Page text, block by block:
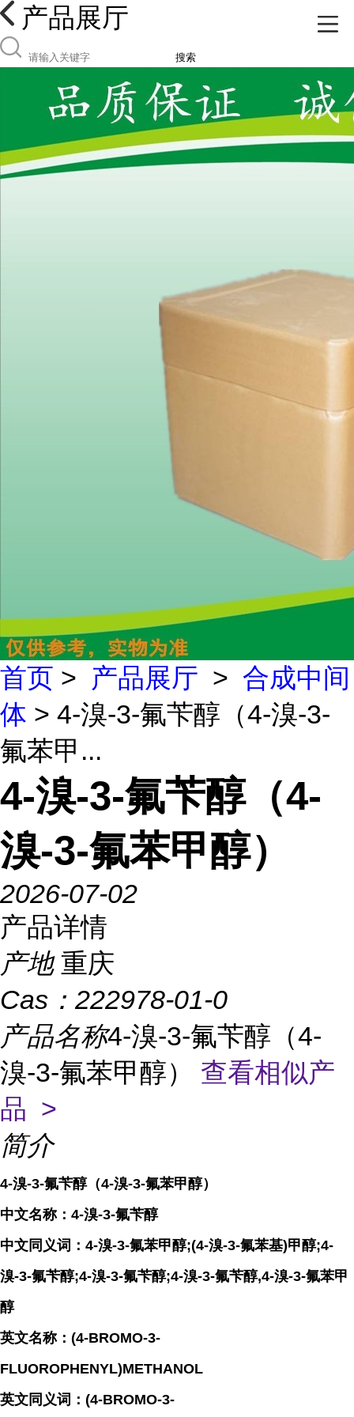
产品展厅
搜索
首页 > 产品展厅 > 合成中间
体 > 4-溴-3-氟苄醇（4-溴-3-
氟苯甲...
4-溴-3-氟苄醇（4-
溴-3-氟苯甲醇）
2026-07-02
产品详情
产地 重庆
Cas： 222978-01-0
产品名称4-溴-3-氟苄醇（4-
溴-3-氟苯甲醇） 查看相似产
品 >
简介
4-溴-3-氟苄醇（4-溴-3-氟苯甲醇）
中文名称：4-溴-3-氟苄醇
中文同义词：4-溴-3-氟苯甲醇;(4-溴-3-氟苯基)甲醇;4-
溴-3-氟苄醇;4-溴-3-氟苄醇;4-溴-3-氟苄醇,4-溴-3-氟苯甲
醇
英文名称：(4-BROMO-3-
FLUOROPHENYL)METHANOL
英文同义词：(4-BROMO-3-